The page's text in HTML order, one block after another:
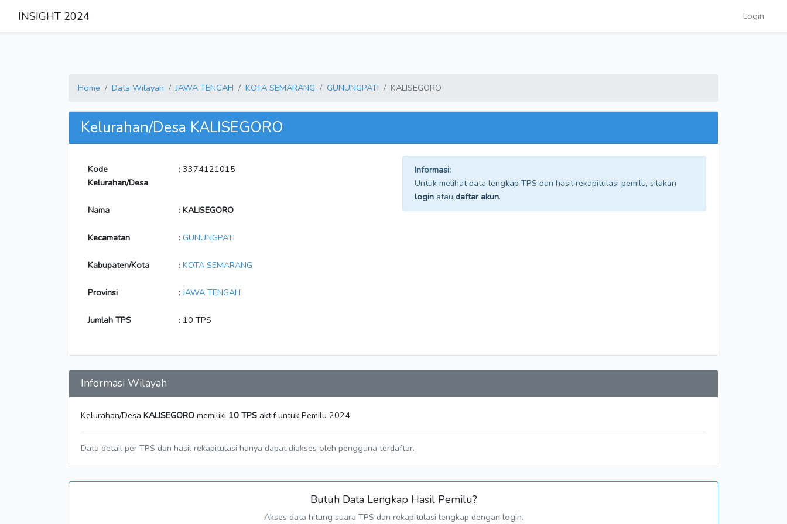
INSIGHT 2024 Login
Home Data Wilayah JAWA TENGAH KOTA SEMARANG GUNUNGPATI KALISEGORO
Kelurahan/Desa KALISEGORO
Kode
Kelurahan/Desa
: 3374121015
Nama : KALISEGORO
Kecamatan : GUNUNGPATI
Kabupaten/Kota : KOTA SEMARANG
Provinsi :JAWA TENGAH
Jumlah TPS : 10 TPS
Informasi:
Untuk melihat data lengkap TPS dan hasil rekapitulasi pemilu, silakan
login atau daftar akun.
Informasi Wilayah
Kelurahan/Desa KALISEGORO memiliki 10 TPS aktif untuk Pemilu 2024.
Data detail per TPS dan hasil rekapitulasi hanya dapat diakses oleh pengguna terdaftar.
Butuh Data Lengkap Hasil Pemilu?
Akses data hitung suara TPS dan rekapitulasi lengkap dengan login.